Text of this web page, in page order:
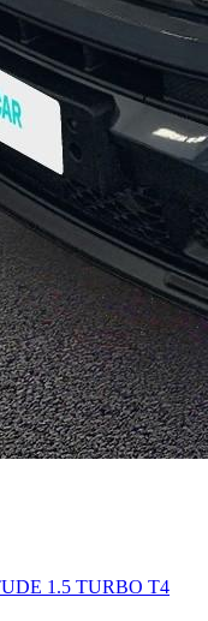
1.5 TURBO T4